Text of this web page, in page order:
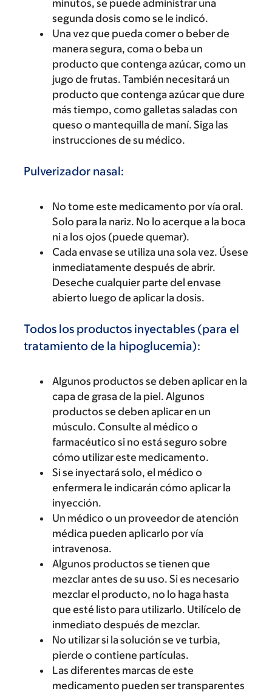
minutos, se puede administrar una
segunda dosis como se le indicó.
Una vez que pueda comer o beber de
manera segura, coma o beba un
producto que contenga azúcar, como un
jugo de frutas. También necesitará un
producto que contenga azúcar que dure
más tiempo, como galletas saladas con
queso o mantequilla de maní. Siga las
instrucciones de su médico.
Pulverizador nasal:
No tome este medicamento por vía oral.
Solo para la nariz. No lo acerque a la boca
ni a los ojos (puede quemar).
Cada envase se utiliza una sola vez. Úsese
inmediatamente después de abrir.
Deseche cualquier parte del envase
abierto luego de aplicar la dosis.
Todos los productos inyectables (para el
tratamiento de la hipoglucemia):
Algunos productos se deben aplicar en la
capa de grasa de la piel. Algunos
productos se deben aplicar en un
músculo. Consulte al médico o
farmacéutico si no está seguro sobre
cómo utilizar este medicamento.
Si se inyectará solo, el médico o
enfermera le indicarán cómo aplicar la
inyección.
Un médico o un proveedor de atención
médica pueden aplicarlo por vía
intravenosa.
Algunos productos se tienen que
mezclar antes de su uso. Si es necesario
mezclar el producto, no lo haga hasta
que esté listo para utilizarlo. Utilícelo de
inmediato después de mezclar.
No utilizar si la solución se ve turbia,
pierde o contiene partículas.
Las diferentes marcas de este
medicamento pueden ser transparentes